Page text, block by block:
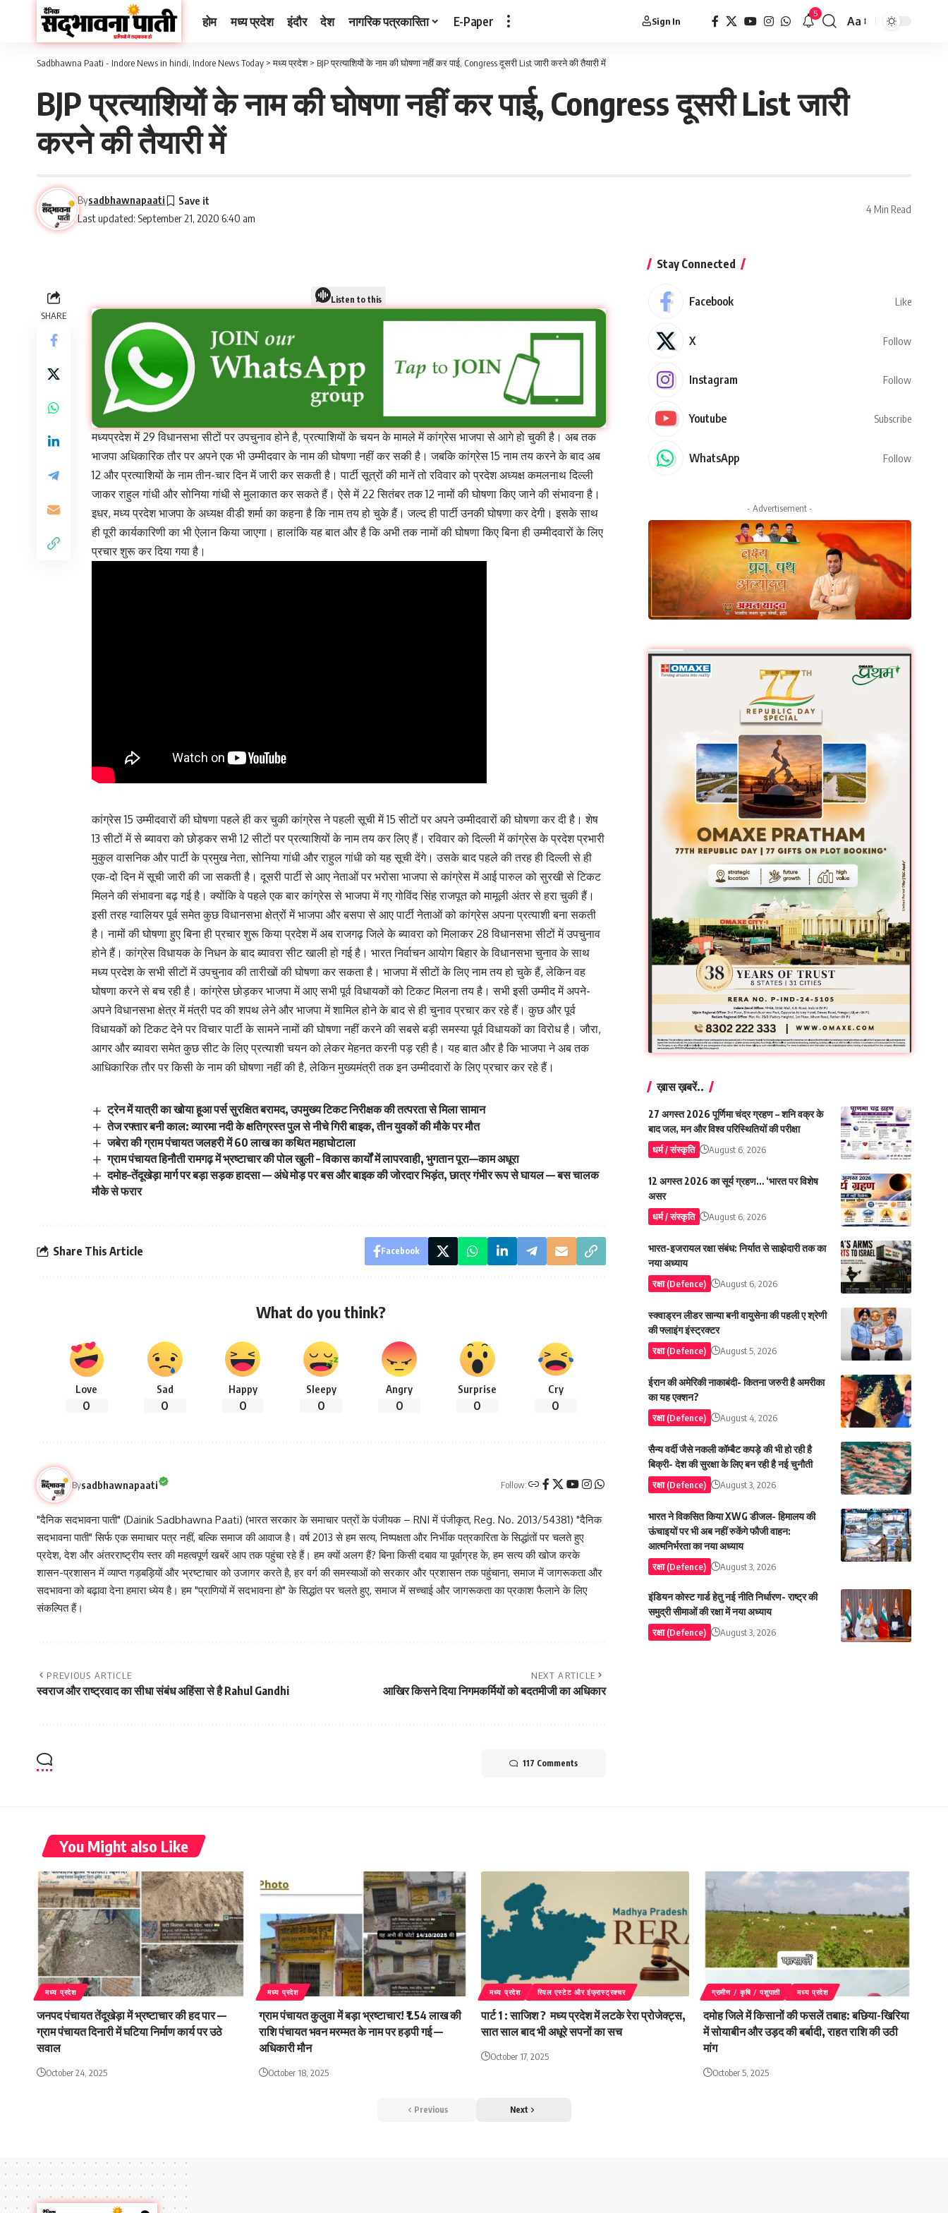
होम मध्य प्रदेश इंदौर देश नागरिक पत्रकारिता E-Paper Sign In
5
Aa
Sadbhawna Paati - Indore News in hindi, Indore News Today >मध्य प्रदेश> BJP प्रत्याशियों के नाम की घोषणा नहीं कर पाई, Congress दूसरी List जारी करने की तैयारी में
BJP प्रत्याशियों के नाम की घोषणा नहीं कर पाई, Congress दूसरी List जारी
करने की तैयारी में
Last updated: September 21, 2020 6:40 am
Bysadbhawnapaati
4 Min Read
SHARE
Listen to this
मध्यप्रदेश में 29 विधानसभा सीटों पर उपचुनाव होने है, प्रत्याशियों के चयन के मामले में कांग्रेस भाजपा से आगे हो चुकी है। अब तक
भाजपा अधिकारिक तौर पर अपने एक भी उम्मीदवार के नाम की घोषणा नहीं कर सकी है। जबकि कांग्रेस 15 नाम तय करने के बाद अब
12 और प्रत्याशियों के नाम तीन-चार दिन में जारी कर सकती है। पार्टी सूत्रों की मानें तो रविवार को प्रदेश अध्यक्ष कमलनाथ दिल्ली
जाकर राहुल गांधी और सोनिया गांधी से मुलाकात कर सकते हैं। ऐसे में 22 सितंबर तक 12 नामों की घोषणा किए जाने की संभावना है।
इधर, मध्य प्रदेश भाजपा के अध्यक्ष वीडी शर्मा का कहना है कि नाम तय हो चुके हैं। जल्द ही पार्टी उनकी घोषणा कर देगी। इसके साथ
ही पूरी कार्यकारिणी का भी ऐलान किया जाएगा। हालांकि यह बात और है कि अभी तक नामों की घोषणा किए बिना ही उम्मीदवारों के लिए
प्रचार शुरू कर दिया गया है।
कांग्रेस 15 उम्मीदवारों की घोषणा पहले ही कर चुकी कांग्रेस ने पहली सूची में 15 सीटों पर अपने उम्मीदवारों की घोषणा कर दी है। शेष
13 सीटों में से ब्यावरा को छोड़कर सभी 12 सीटों पर प्रत्याशियों के नाम तय कर लिए हैं। रविवार को दिल्ली में कांग्रेस के प्रदेश प्रभारी
मुकुल वासनिक और पार्टी के प्रमुख नेता, सोनिया गांधी और राहुल गांधी को यह सूची देंगे। उसके बाद पहले की तरह ही दिल्ली से ही
एक-दो दिन में सूची जारी की जा सकती है। दूसरी पार्टी से आए नेताओं पर भरोसा भाजपा से कांग्रेस में आई पारुल को सुरखी से टिकट
मिलने की संभावना बढ़ गई है। क्योंकि वे पहले एक बार कांग्रेस से भाजपा में गए गोविंद सिंह राजपूत को मामूली अंतर से हरा चुकी हैं।
इसी तरह ग्वालियर पूर्व समेत कुछ विधानसभा क्षेत्रों में भाजपा और बसपा से आए पार्टी नेताओं को कांग्रेस अपना प्रत्याशी बना सकती
है। नामों की घोषणा हुए बिना ही प्रचार शुरू किया प्रदेश में अब राजगढ़ जिले के ब्यावरा को मिलाकर 28 विधानसभा सीटों में उपचुनाव
होने हैं। कांग्रेस विधायक के निधन के बाद ब्यावरा सीट खाली हो गई है। भारत निर्वाचन आयोग बिहार के विधानसभा चुनाव के साथ
मध्य प्रदेश के सभी सीटों में उपचुनाव की तारीखों की घोषणा कर सकता है। भाजपा में सीटों के लिए नाम तय हो चुके हैं, लेकिन वह
घोषणा करने से बच रही है। कांग्रेस छोड़कर भाजपा में आए सभी पूर्व विधायकों को टिकट मिलना तय है। सभी इसी उम्मीद में अपने-
अपने विधानसभा क्षेत्र में मंत्री पद की शपथ लेने और भाजपा में शामिल होने के बाद से ही चुनाव प्रचार कर रहे हैं। कुछ और पूर्व
विधायकों को टिकट देने पर विचार पार्टी के सामने नामों की घोषणा नहीं करने की सबसे बड़ी समस्या पूर्व विधायकों का विरोध है। जौरा,
आगर और ब्यावरा समेत कुछ सीट के लिए प्रत्याशी चयन को लेकर मेहनत करनी पड़ रही है। यह बात और है कि भाजपा ने अब तक
आधिकारिक तौर पर किसी के नाम की घोषणा नहीं की है, लेकिन मुख्यमंत्री तक इन उम्मीदवारों के लिए प्रचार कर रहे हैं।
ट्रेन में यात्री का खोया हूआ पर्स सुरक्षित बरामद, उपमुख्य टिकट निरीक्षक की तत्परता से मिला सामान
तेज रफ्तार बनी काल: व्यारमा नदी के क्षतिग्रस्त पुल से नीचे गिरी बाइक, तीन युवकों की मौके पर मौत
जबेरा की ग्राम पंचायत जलहरी में 60 लाख का कथित महाघोटाला
ग्राम पंचायत हिनौती रामगढ़ में भ्रष्टाचार की पोल खुली – विकास कार्यों में लापरवाही, भुगतान पूरा—काम अधूरा
दमोह–तेंदूखेड़ा मार्ग पर बड़ा सड़क हादसा — अंधे मोड़ पर बस और बाइक की जोरदार भिड़ंत, छात्र गंभीर रूप से घायल — बस चालक
मौके से फरार
Share This Article Facebook
What do you think?
Love
0
Sad
0
Happy
0
Sleepy
0
Angry
0
Surprise
0
Cry
0
Bysadbhawnapaati Follow:
"दैनिक सदभावना पाती" (Dainik Sadbhawna Paati) (भारत सरकार के समाचार पत्रों के पंजीयक – RNI में पंजीकृत, Reg. No. 2013/54381) "दैनिक
सदभावना पाती" सिर्फ एक समाचार पत्र नहीं, बल्कि समाज की आवाज है। वर्ष 2013 से हम सत्य, निष्पक्षता और निर्भीक पत्रकारिता के सिद्धांतों पर चलते हुए
प्रदेश, देश और अंतरराष्ट्रीय स्तर की महत्वपूर्ण खबरें आप तक पहुंचा रहे हैं। हम क्यों अलग हैं? बिना किसी दबाव या पूर्वाग्रह के, हम सत्य की खोज करके
शासन-प्रशासन में व्याप्त गड़बड़ियों और भ्रष्टाचार को उजागर करते है, हर वर्ग की समस्याओं को सरकार और प्रशासन तक पहुंचाना, समाज में जागरूकता और
सदभावना को बढ़ावा देना हमारा ध्येय है। हम "प्राणियों में सदभावना हो" के सिद्धांत पर चलते हुए, समाज में सच्चाई और जागरूकता का प्रकाश फैलाने के लिए
संकल्पित हैं।
PREVIOUS ARTICLE
स्वराज और राष्ट्रवाद का सीधा संबंध अहिंसा से है Rahul Gandhi
NEXT ARTICLE
आखिर किसने दिया निगमकर्मियों को बदतमीजी का अधिकार
117 Comments
Stay Connected
Facebook Like
X Follow
Instagram Follow
Youtube Subscribe
WhatsApp Follow
- Advertisement -
ख़ास ख़बरें..
27 अगस्त 2026 पूर्णिमा चंद्र ग्रहण – शनि वक्र के
बाद जल, मन और विश्व परिस्थितियों की परीक्षा
धर्म / संस्कृति August 6, 2026
12 अगस्त 2026 का सूर्य ग्रहण… ‘भारत पर विशेष
असर
धर्म / संस्कृति August 6, 2026
भारत-इजरायल रक्षा संबंध: निर्यात से साझेदारी तक का
नया अध्याय
रक्षा (Defence) August 6, 2026
स्क्वाड्रन लीडर सान्या बनी वायुसेना की पहली ए श्रेणी
की फ्लाइंग इंस्ट्रक्टर
रक्षा (Defence) August 5, 2026
ईरान की अमेरिकी नाकाबंदी- कितना जरुरी है अमरीका
का यह एक्शन?
रक्षा (Defence) August 4, 2026
सैन्य वर्दी जैसे नकली कॉम्बैट कपड़े की भी हो रही है
बिक्री- देश की सुरक्षा के लिए बन रही है नई चुनौती
रक्षा (Defence) August 3, 2026
भारत ने विकसित किया XWG डीजल- हिमालय की
ऊंचाइयों पर भी अब नहीं रुकेंगे फौजी वाहन:
आत्मनिर्भरता का नया अध्याय
रक्षा (Defence) August 3, 2026
इंडियन कोस्ट गार्ड हेतु नई नीति निर्धारण- राष्ट्र की
समुद्री सीमाओं की रक्षा में नया अध्याय
रक्षा (Defence) August 3, 2026
You Might also Like
मध्य प्रदेश
जनपद पंचायत तेंदूखेड़ा में भ्रष्टाचार की हद पार —
ग्राम पंचायत दिनारी में घटिया निर्माण कार्य पर उठे
सवाल
October 24, 2025
मध्य प्रदेश
ग्राम पंचायत कुलुवा में बड़ा भ्रष्टाचार! ₹1.54 लाख की
राशि पंचायत भवन मरम्मत के नाम पर हड़पी गई —
अधिकारी मौन
October 18, 2025
मध्य प्रदेश रियल एस्टेट और इंफ्रास्ट्रक्चर
पार्ट 1 : साजिश ? मध्य प्रदेश में लटके रेरा प्रोजेक्ट्स,
सात साल बाद भी अधूरे सपनों का सच
October 17, 2025
ग्रामीण / कृषि / पशुपाती मध्य प्रदेश
दमोह जिले में किसानों की फसलें तबाह: बछिया-खिरिया
में सोयाबीन और उड़द की बर्बादी, राहत राशि की उठी
मांग
October 5, 2025
Previous Next